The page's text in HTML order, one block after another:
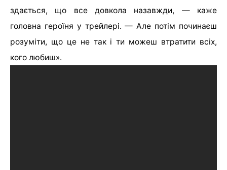
здається, що все довкола назавжди, — каже
головна героїня у трейлері. — Але потім починаєш
розуміти, що це не так і ти можеш втратити всіх,
кого любиш».